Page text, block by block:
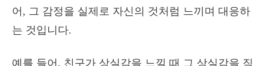
어, 그 감정을 실제로 자신의 것처럼 느끼며 대응하
는 것입니다.
예를 들어, 친구가 상실감을 느낄 때 그 상실감을 직